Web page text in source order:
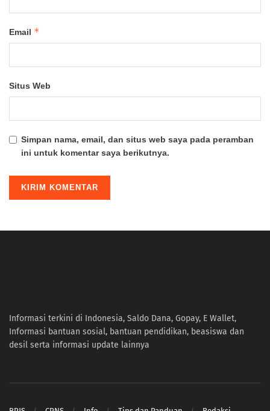
Email *
Situs Web
Simpan nama, email, dan situs web saya pada peramban
ini untuk komentar saya berikutnya.
Informasi terkini di Indonesia, Saldo Dana, Gopay, E Wallet,
Informasi bantuan sosial, bantuan pendidikan, beasiswa dan
desil serta informasi update lainnya